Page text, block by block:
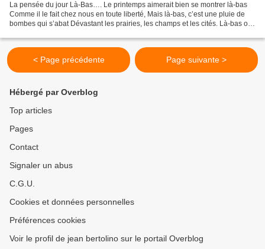
La pensée du jour Là-Bas…. Le printemps aimerait bien se montrer là-bas
Comme il le fait chez nous en toute liberté, Mais là-bas, c’est une pluie de
bombes qui s’abat Dévastant les prairies, les champs et les cités. Là-bas on
< Page précédente Page suivante >
Hébergé par Overblog
Top articles
Pages
Contact
Signaler un abus
C.G.U.
Cookies et données personnelles
Préférences cookies
Voir le profil de jean bertolino sur le portail Overblog